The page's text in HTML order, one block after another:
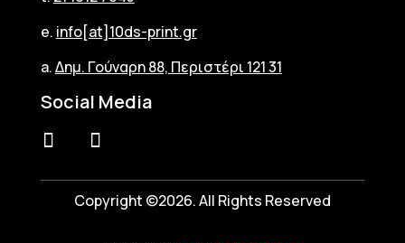
e. info[at]10ds-print.gr
a.Δημ. Γούναρη 88, Περιστέρι 121 31
Social Media
Copyright ©2026. All Rights Reserved